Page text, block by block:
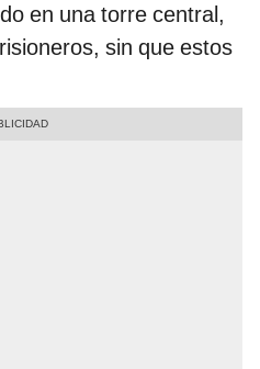
en una torre central,
sin que estos